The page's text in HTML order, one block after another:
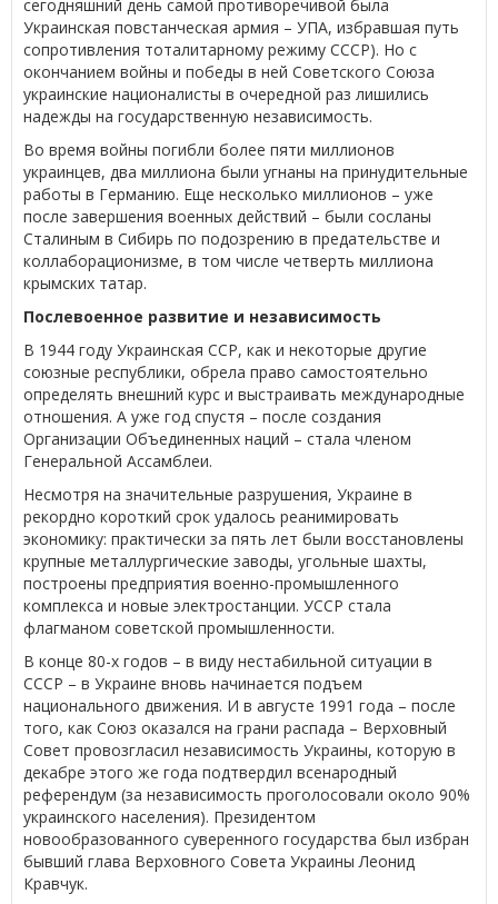
сегодняшний день самой противоречивой была
Украинская повстанческая армия – УПА, избравшая путь
сопротивления тоталитарному режиму СССР). Но с
окончанием войны и победы в ней Советского Союза
украинские националисты в очередной раз лишились
надежды на государственную независимость.
Во время войны погибли более пяти миллионов
украинцев, два миллиона были угнаны на принудительные
работы в Германию. Еще несколько миллионов – уже
после завершения военных действий – были сосланы
Сталиным в Сибирь по подозрению в предательстве и
коллаборационизме, в том числе четверть миллиона
крымских татар.
Послевоенное развитие и независимость
В 1944 году Украинская ССР, как и некоторые другие
союзные республики, обрела право самостоятельно
определять внешний курс и выстраивать международные
отношения. А уже год спустя – после создания
Организации Объединенных наций – стала членом
Генеральной Ассамблеи.
Несмотря на значительные разрушения, Украине в
рекордно короткий срок удалось реанимировать
экономику: практически за пять лет были восстановлены
крупные металлургические заводы, угольные шахты,
построены предприятия военно-промышленного
комплекса и новые электростанции. УССР стала
флагманом советской промышленности.
В конце 80-х годов – в виду нестабильной ситуации в
СССР – в Украине вновь начинается подъем
национального движения. И в августе 1991 года – после
того, как Союз оказался на грани распада – Верховный
Совет провозгласил независимость Украины, которую в
декабре этого же года подтвердил всенародный
референдум (за независимость проголосовали около 90%
украинского населения). Президентом
новообразованного суверенного государства был избран
бывший глава Верховного Совета Украины Леонид
Кравчук.